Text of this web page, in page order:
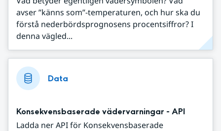
avser ”känns som”-temperaturen, och hur ska du
förstå nederbördsprognosens procentsiffror? I
denna vägled...
Data
Konsekvensbaserade vädervarningar - API
Ladda ner API för Konsekvensbaserade